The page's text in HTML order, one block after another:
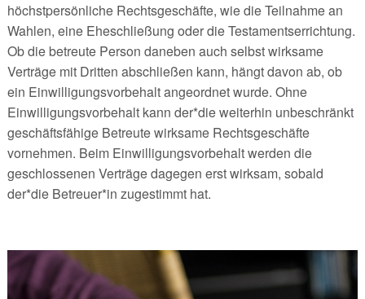
höchstpersönliche Rechtsgeschäfte, wie die Teilnahme an
Wahlen, eine Eheschließung oder die Testamentserrichtung.
Ob die betreute Person daneben auch selbst wirksame
Verträge mit Dritten abschließen kann, hängt davon ab, ob
ein Einwilligungsvorbehalt angeordnet wurde. Ohne
Einwilligungsvorbehalt kann der*die weiterhin unbeschränkt
geschäftsfähige Betreute wirksame Rechtsgeschäfte
vornehmen. Beim Einwilligungsvorbehalt werden die
geschlossenen Verträge dagegen erst wirksam, sobald
der*die Betreuer*in zugestimmt hat.